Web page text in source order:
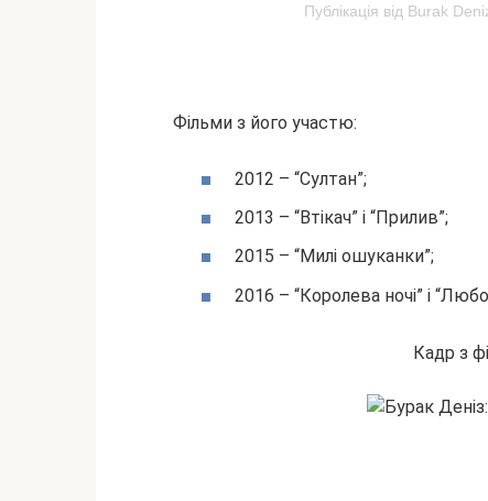
Публікація від Burak
Фільми з його участю:
2012 – “Султан”;
2013 – “Втікач” і “Прилив”;
2015 – “Милі ошуканки”;
2016 – “Королева ночі” і
Кадр з